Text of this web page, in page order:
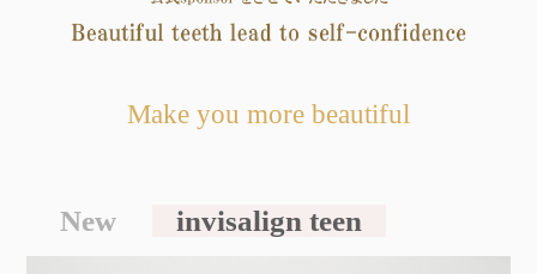
Make you more beautiful
New invisalign teen